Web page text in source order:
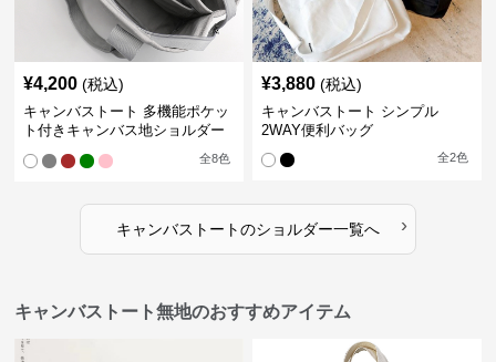
¥4,200 (税込)
キャンバストート 多機能ポケッ
ト付きキャンバス地ショルダー
全8色
¥3,880 (税込)
キャンバストート シンプル
2WAY便利バッグ
全2色
キャンバストートのショルダー一覧へ ›
キャンバストート無地のおすすめアイテム